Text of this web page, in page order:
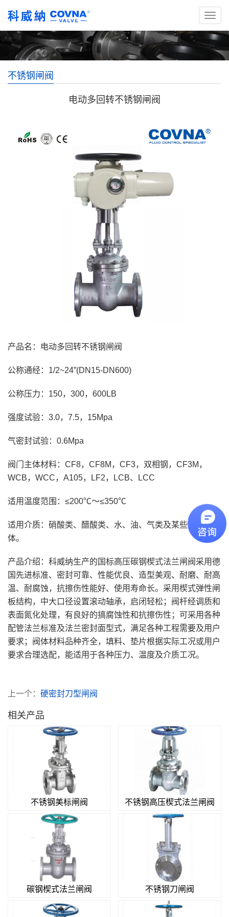
不锈钢闸阀
电动多回转不锈钢闸阀
产品名：电动多回转不锈钢闸阀
公称通经：1/2~24”(DN15-DN600)
公称压力：150，300，600LB
强度试验：3.0，7.5，15Mpa
气密封试验：0.6Mpa
阀门主体材料：CF8，CF8M，CF3，双相钢，CF3M，
WCB，WCC，A105，LF2，LCB、LCC
适用温度范围：≤200℃～≤350℃
适用介质：硝酸类、醋酸类、水、油、气类及某些腐蚀性液
体。
产品介绍：科威纳生产的国标高压碳钢楔式法兰闸阀采用德
国先进标准、密封可靠、性能优良、造型美观、耐磨、耐高
温、耐腐蚀，抗擦伤性能好、使用寿命长。采用楔式弹性闸
板结构，中大口径设置滚动轴承，启闭轻松；阀杆经调质和
表面氮化处理，有良好的搞腐蚀性和抗擦伤性；可采用各种
配管法兰标准及法兰密封面型式，满足各种工程需要及用户
要求；阀体材料品种齐全，填料、垫片根据实际工况或用户
要求合理选配，能适用于各种压力、温度及介质工况。
上一个： 硬密封刀型闸阀
相关产品
不锈钢美标闸阀 不锈钢高压楔式法兰闸阀
碳钢楔式法兰闸阀 不锈钢刀闸阀